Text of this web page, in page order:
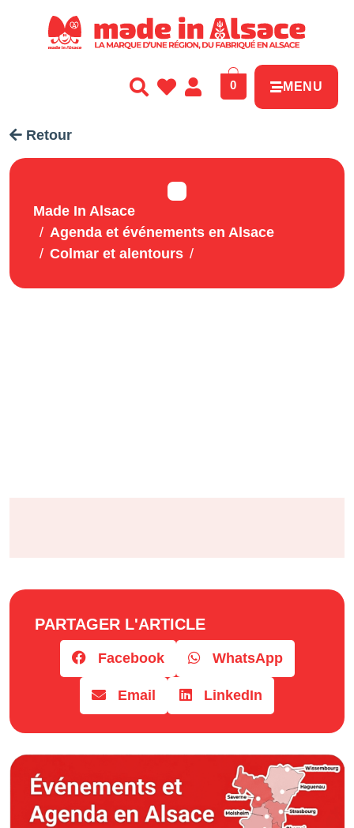
0 MENU
Retour
Made In Alsace
Agenda et événements en Alsace
Colmar et alentours
PARTAGER L'ARTICLE
Facebook WhatsApp
Email LinkedIn